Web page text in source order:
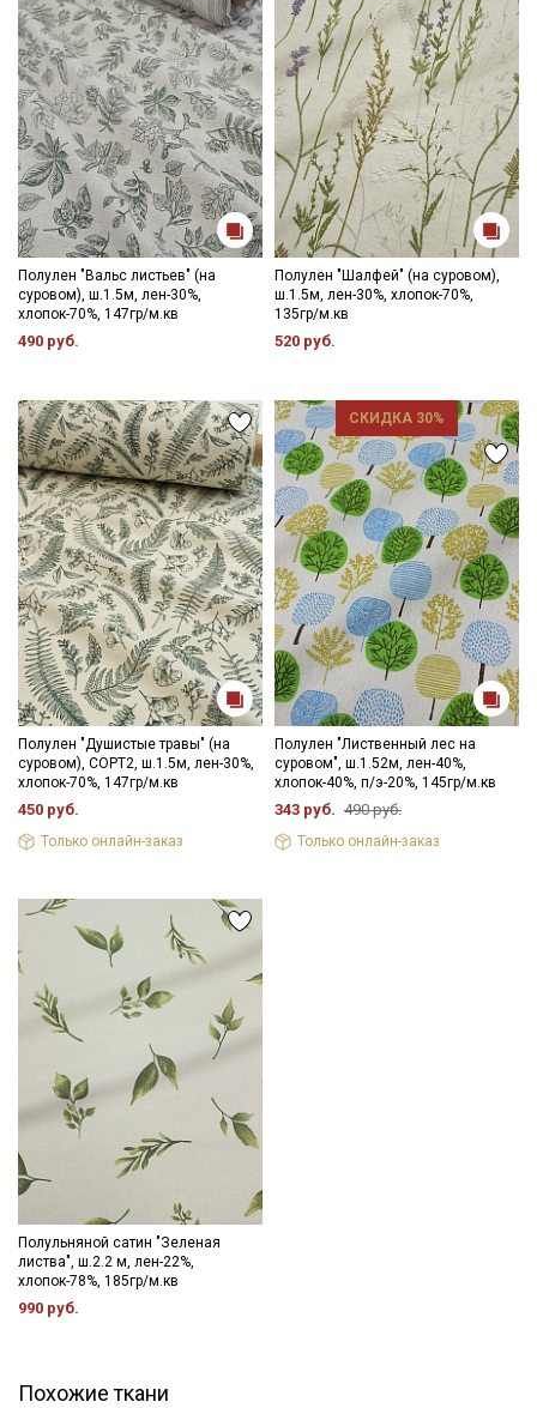
Цветопередача может отличаться от оригинального цвета
ткани в зависимости от настроек вашего монитора и в
зависимости от партии тон ткани может отличаться.
Полулен "Вальс листьев" (на
суровом), ш.1.5м, лен-30%,
хлопок-70%, 147гр/м.кв
490 руб.
Полулен "Шалфей" (на суровом),
ш.1.5м, лен-30%, хлопок-70%,
135гр/м.кв
520 руб.
Полулен "Душистые травы" (на
суровом), СОРТ2, ш.1.5м, лен-30%,
хлопок-70%, 147гр/м.кв
450 руб.
Только онлайн-заказ
СКИДКА 30%
Полулен "Лиственный лес на
суровом", ш.1.52м, лен-40%,
хлопок-40%, п/э-20%, 145гр/м.кв
343 руб. 490 руб.
Только онлайн-заказ
Полульняной сатин "Зеленая
листва", ш.2.2 м, лен-22%,
хлопок-78%, 185гр/м.кв
990 руб.
Похожие ткани
ДаюСогласие на получение рекламных и
информационных рассылок